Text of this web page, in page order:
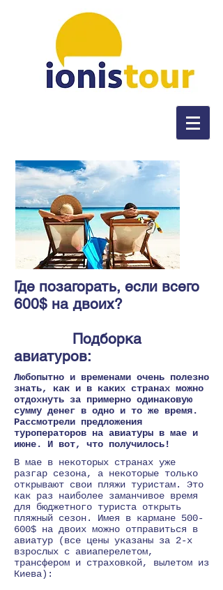
Где позагорать, если всего
600$ на двоих?
Подборка
авиатуров:
Любопытно и временами очень полезно
знать, как и в каких странах можно
отдохнуть за примерно одинаковую
сумму денег в одно и то же время.
Рассмотрели предложения
туроператоров на авиатуры в мае и
июне. И вот, что получилось!
В мае в некоторых странах уже
разгар сезона, а некоторые только
открывают свои пляжи туристам. Это
как раз наиболее заманчивое время
для бюджетного туриста открыть
пляжный сезон. Имея в кармане 500-
600$ на двоих можно отправиться в
авиатур (все цены указаны за 2-х
взрослых с авиаперелетом,
трансфером и страховкой, вылетом из
Киева):